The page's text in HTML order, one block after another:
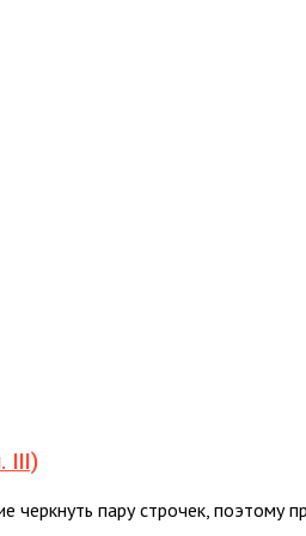
III)
черкнуть пару строчек, поэтому